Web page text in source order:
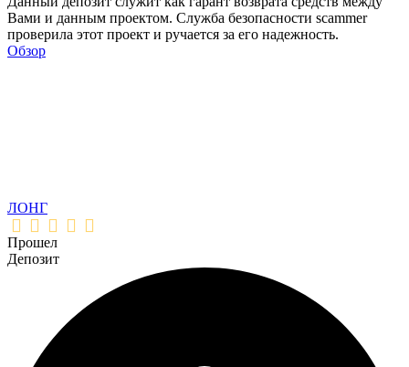
Вами и данным проектом. Служба безопасности scammer
проверила этот проект и ручается за его надежность.
Обзор
ЛОНГ
Прошел
Депозит